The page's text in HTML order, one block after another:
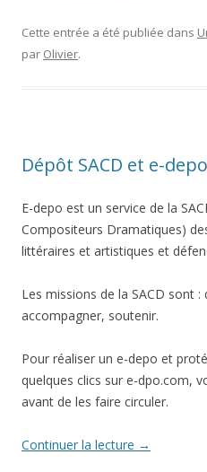
Cette entrée a été publiée dans
par Olivier.
Dépôt SACD et e-
E-depo est un service de la
Compositeurs Dramatiques)
littéraires et artistiques et
Les missions de la SACD sont
accompagner, soutenir.
Pour réaliser un e-depo et
quelques clics sur e-dpo.com,
avant de les faire circuler.
Continuer la lecture →